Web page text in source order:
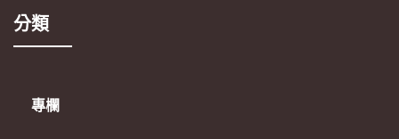
分類
專欄